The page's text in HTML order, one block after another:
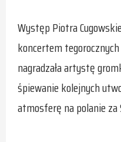
Występ Piotra
koncertem
nagradzała artystę
śpiewanie kolejnych
atmosferę na polanie za